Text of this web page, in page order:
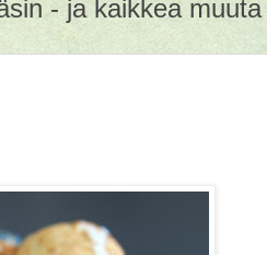
- ja kaikkea muuta